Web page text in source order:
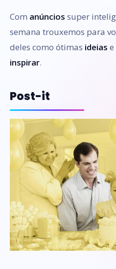
Com anúncios super
semana trouxemos para
deles como ótimas ideias
inspirar.
Post-it